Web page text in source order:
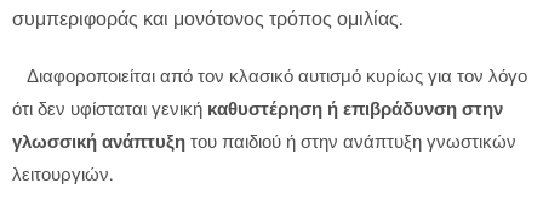
συμπεριφοράς και μονότονος τρόπος ομιλίας.
Διαφοροποιείται από τον κλασικό αυτισμό κυρίως για τον λόγο
ότι δεν υφίσταται γενική καθυστέρηση ή επιβράδυνση στην
γλωσσική ανάπτυξη του παιδιού ή στην ανάπτυξη γνωστικών
λειτουργιών.